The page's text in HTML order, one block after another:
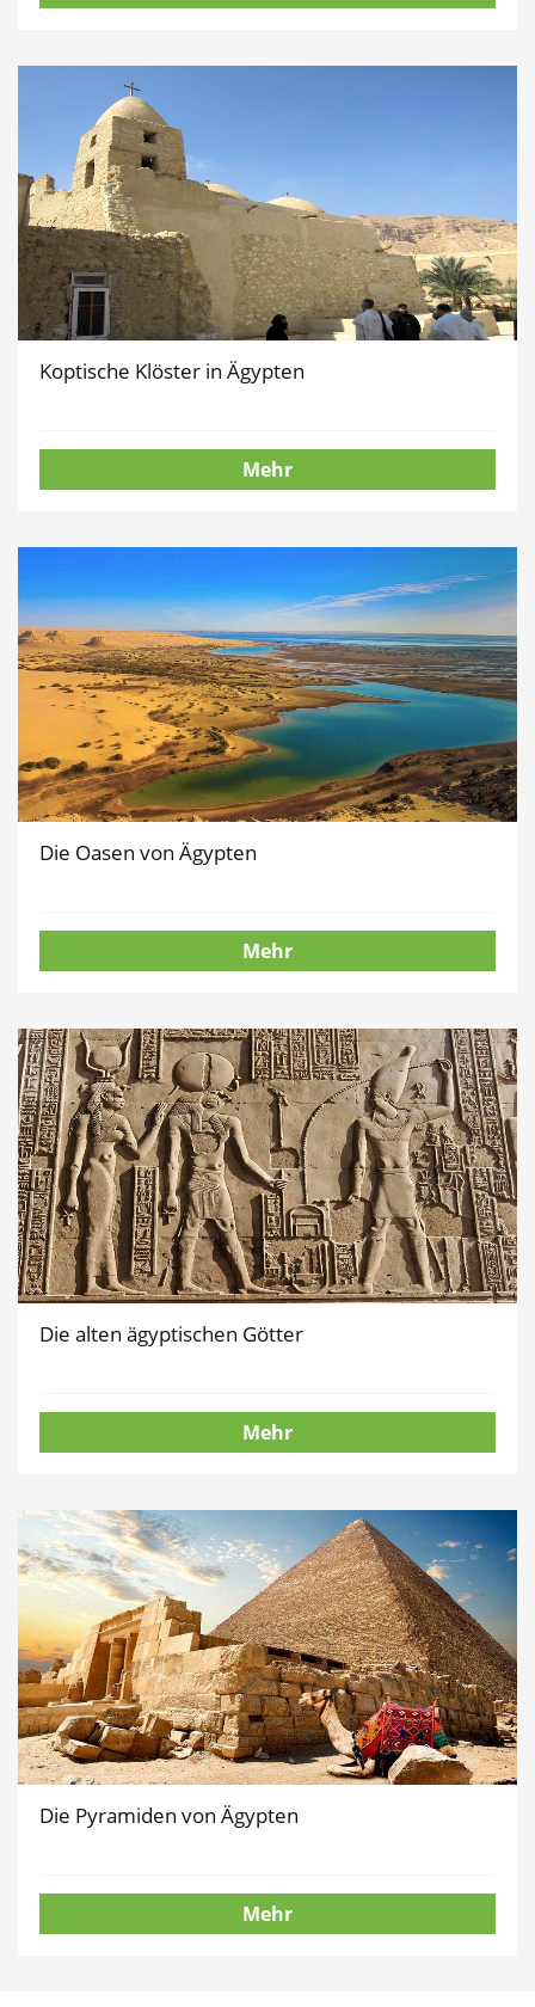
Koptische Klöster in Ägypten
Mehr
Die Oasen von Ägypten
Mehr
Die alten ägyptischen Götter
Mehr
Die Pyramiden von Ägypten
Mehr